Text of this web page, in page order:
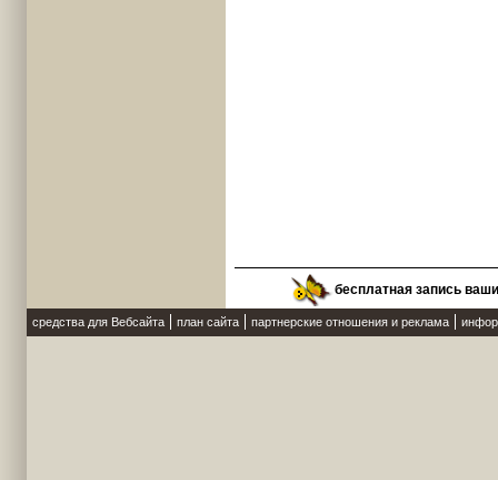
бесплатная запись
средства для Вебсайта план сайта партнерские отношения и реклама